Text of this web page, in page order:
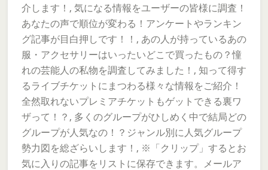
介します！, 気になる情報をユーザーの皆様に調査！
あなたの声で順位が変わる！アンケートやランキン
グ記事が目白押しです！！, あの人が持っているあの
服・アクセサリーはいったいどこで買ったもの？憧
れの芸能人の私物を調査してみました！, 知って得す
るライブチケットにまつわる様々な情報をご紹介！
全然取れないプレミアチケットもゲットできる裏ワ
ザって！？, 多くのグループがひしめく中で結局どの
グループが人気なの！？ジャンル別に人気グループ
勢力図を総ざらいします！, ※「クリップ」するとお
気に入りの記事をリストに保存できます。メールア